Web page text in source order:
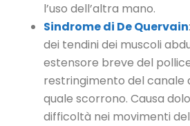
l’uso dell’altra mano.
Sindrome di De Quervain
dei tendini dei muscoli
estensore breve del
restringimento del canale
quale scorrono. Causa
difficoltà nei movimenti